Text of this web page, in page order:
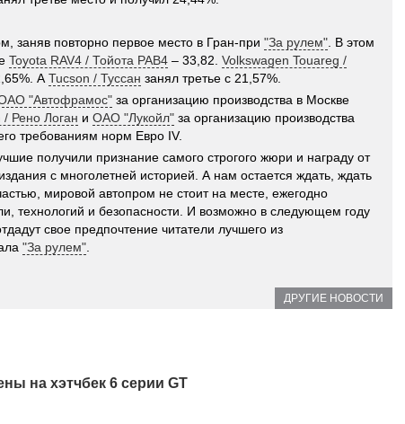
заняв повторно первое место в Гран-при "За рулем" . В этом
Toyota RAV4 / Тойота РАВ4 – 33,82. Volkswagen Touareg /
А Tucson / Туссан занял третье c 21,57%.
"Автофрамос" за организацию производства в Москве
Рено Логан и ОАО "Лукойл" за организацию производства
требованиям норм Евро IV.
получили признание самого строгого жюри и награду от
с многолетней историей. А нам остается ждать, ждать
мировой автопром не стоит на месте, ежегодно
технологий и безопасности. И возможно в следующем году
свое предпочтение читатели лучшего из
"За рулем"
ДРУГИЕ НОВОСТИ
на хэтчбек 6 серии GT